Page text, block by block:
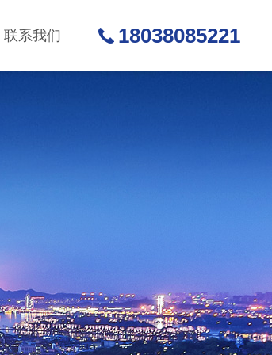
联系我们 18038085221